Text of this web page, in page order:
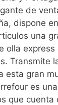
de
dispone
una
olla express
Transmite
esta gran
es
que cuenta